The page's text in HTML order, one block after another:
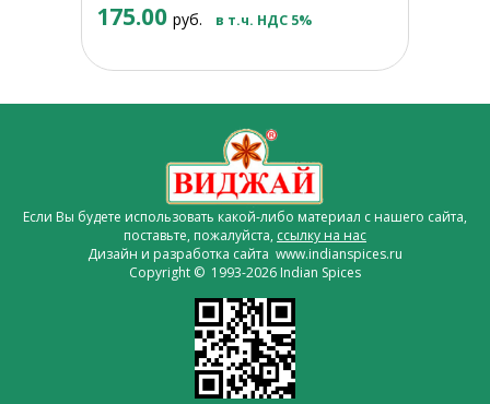
175.00 руб. в т.ч. НДС 5%
Если Вы будете использовать какой-либо материал с нашего сайта,
поставьте, пожалуйста, ссылку на нас
Дизайн и разработка сайта www.indianspices.ru
Copyright © 1993-2026 Indian Spices